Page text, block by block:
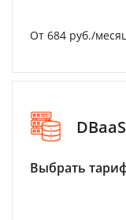
От 684 руб./
DBaaS
Выбрать